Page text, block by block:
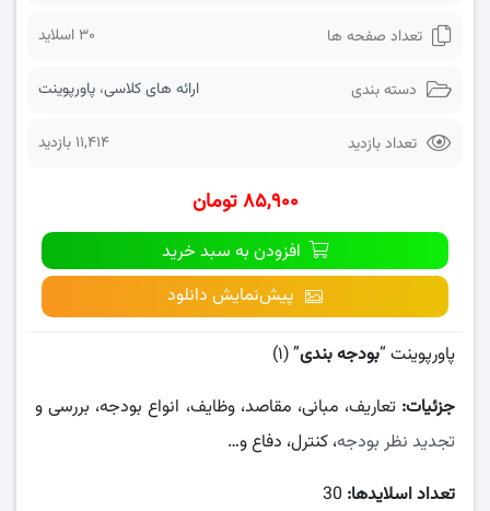
تعداد صفحه ها 30 اسلاید
دسته بندی ارائه های کلاسی، پاورپوینت
تعداد بازدید 11,414 بازدید
۸۵,۹۰۰ تومان
افزودن به سبد خرید
پیش‌نمایش دانلود
پاورپوینت “بودجه بندی” (۱)
جزئیات: تعاریف، مبانی، مقاصد، وظایف، انواع بودجه، بررسی و
تجدید نظر بودجه، کنترل، دفاع و…
تعداد اسلایدها: